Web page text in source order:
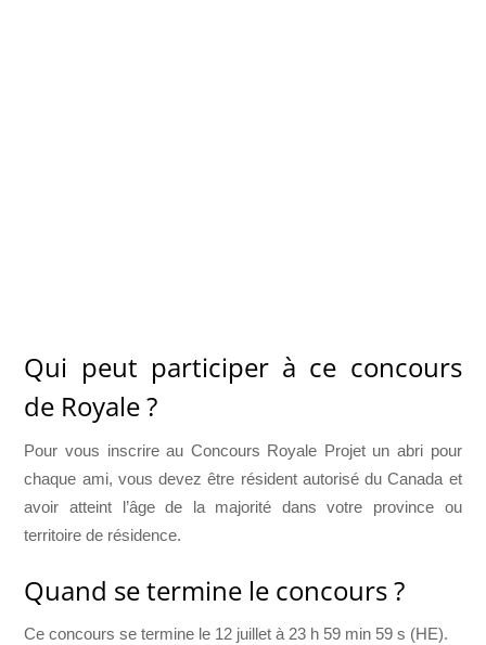
Qui peut participer à ce concours
de Royale ?
Pour vous inscrire au Concours Royale Projet un abri pour
chaque ami, vous devez être résident autorisé du Canada et
avoir atteint l’âge de la majorité dans votre province ou
territoire de résidence.
Quand se termine le concours ?
Ce concours se termine le 12 juillet à 23 h 59 min 59 s (HE).